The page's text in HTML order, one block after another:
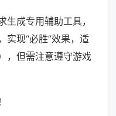
生成专用辅助工具，
实现“必胜”效果，适
，但需注意遵守游戏